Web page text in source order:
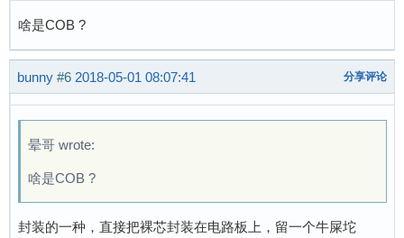
//==============================解码处理
{//开始
IrInter.HeadCode=1;
  	IrInter.DataPiont=(Uchar*)&Irdata.DM1;   //取指针地址
  	IrInter.Ri0=0;                           //计每个字节位数
  	IrInter.Ri1=0;                           //计字节数
}
//--------------------------头码正确
else
啥是COB ?
bunny #6 2018-05-01 08:07:41 分享评论
晕哥 wrote:
啥是COB ?
封装的一种，直接把裸芯封装在电路板上，留一个牛屎坨